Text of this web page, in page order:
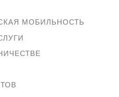
МОБИЛЬНОСТЬ